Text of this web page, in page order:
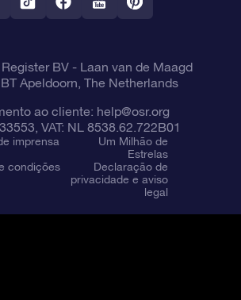
BV- Laan van de Maagd
Apeldoorn, The Netherlands
ao cliente: help@osr.org
VAT: NL 8538.62.722B01
imprensa
Um Milhão de
Estrelas
condições
Declaração de
privacidade e aviso
legal